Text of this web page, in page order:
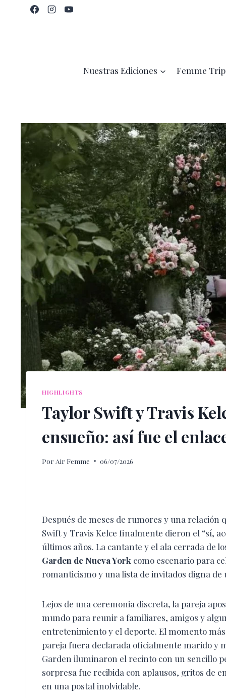
Nuestras Ediciones Femme Trip
HIGHLIGHTS
Taylor Swift y Travis
ensueño: así fue el
Por Air Femme 06/07/2026
Después de meses de rumores y una
Swift y Travis Kelce finalmente dieron el “sí,
últimos años. La cantante y el ala cerrada de
Garden de Nueva York como escenario para
romanticismo y una lista de invitados digna de
Lejos de una ceremonia discreta, la pareja
mundo para reunir a familiares, amigos y
entretenimiento y el deporte. El momento
pareja fuera declarada oficialmente marido y
Garden iluminaron el recinto con un sencillo
sorpresa fue recibida con aplausos, gritos de
en una postal inolvidable.